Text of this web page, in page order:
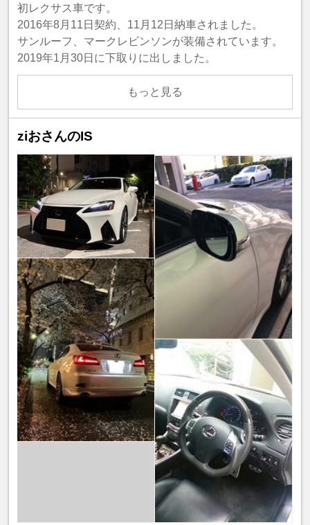
初レクサス車です。
2016年8月11日契約、11月12日納車されました。
サンルーフ、マークレビンソンが装備されています。
2019年1月30日に下取りに出しました。
もっと見る
ziおさんのIS